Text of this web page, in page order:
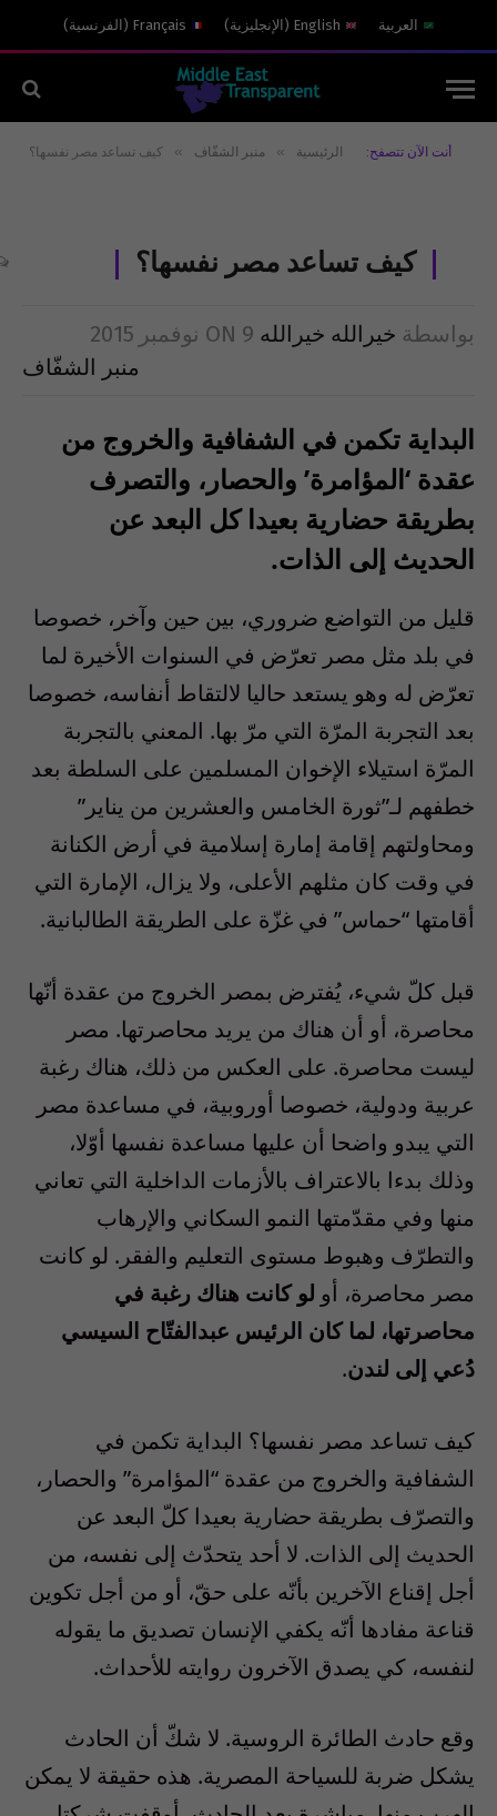
العربية English
( الإنجليزية)
Français
( الفرنسية)
أنت الآن تتصفح: الرئيسية » منبر الشفّاف »
بواسطة خيرالله خيرالله ON 9 نوفمبر 2015
منبر الشفّاف
البداية تكمن في الشفافية والخروج من
عقدة ‘المؤامرة’ والحصار، والتصرف
بطريقة حضارية بعيدا كل البعد عن
الحديث إلى الذات.
‎قليل من التواضع ضروري، بين حين وآخر، خصوصا
في بلد مثل مصر تعرّض في السنوات الأخيرة لما
تعرّض له وهو يستعد حاليا لالتقاط أنفاسه، خصوصا
بعد التجربة المرّة التي مرّ بها. المعني بالتجربة
المرّة استيلاء الإخوان المسلمين على السلطة بعد
خطفهم لـ”ثورة الخامس والعشرين من يناير”
ومحاولتهم إقامة إمارة إسلامية في أرض الكنانة
في وقت كان مثلهم الأعلى، ولا يزال، الإمارة التي
أقامتها “حماس” في غزّة على الطريقة الطالبانية.
‎قبل كلّ شيء، يُفترض بمصر الخروج من عقدة أنّها
محاصرة، أو أن هناك من يريد محاصرتها. مصر
ليست محاصرة. على العكس من ذلك، هناك رغبة
عربية ودولية، خصوصا أوروبية، في مساعدة مصر
التي يبدو واضحا أن عليها مساعدة نفسها أوّلا،
وذلك بدءا بالاعتراف بالأزمات الداخلية التي تعاني
منها وفي مقدّمتها النمو السكاني والإرهاب
والتطرّف وهبوط مستوى التعليم والفقر. لو كانت
مصر محاصرة، أو لو كانت هناك رغبة في
محاصرتها، لما كان الرئيس عبدالفتّاح السيسي
دُعي إلى لندن.
‎كيف تساعد مصر نفسها؟ البداية تكمن في
الشفافية والخروج من عقدة “المؤامرة” والحصار،
والتصرّف بطريقة حضارية بعيدا كلّ البعد عن
الحديث إلى الذات. لا أحد يتحدّث إلى نفسه، من
أجل إقناع الآخرين بأنّه على حقّ، أو من أجل تكوين
قناعة مفادها أنّه يكفي الإنسان تصديق ما يقوله
لنفسه، كي يصدق الآخرون روايته للأحداث.
‎وقع حادث الطائرة الروسية. لا شكّ أن الحادث
يشكل ضربة للسياحة المصرية. هذه حقيقة لا يمكن